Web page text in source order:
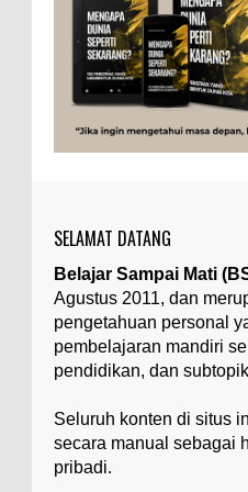
Tubuh Manusia
Umum
Ilustrasi/
untuk dua
dan Impian Tolol Kaya
Apa yang
Apa yang
Ilustrasi/
pula aparatus
diktiosom)
denga...
Apakah UFO
Ilustrasi/istimewa
UFO benar-
benar...
SELAMAT DATANG
Belajar Sampai Mati
Agustus 2011, dan
pengetahuan personal
pembelajaran mandiri
pendidikan, dan
Seluruh konten di situs
secara manual sebagai
pribadi.